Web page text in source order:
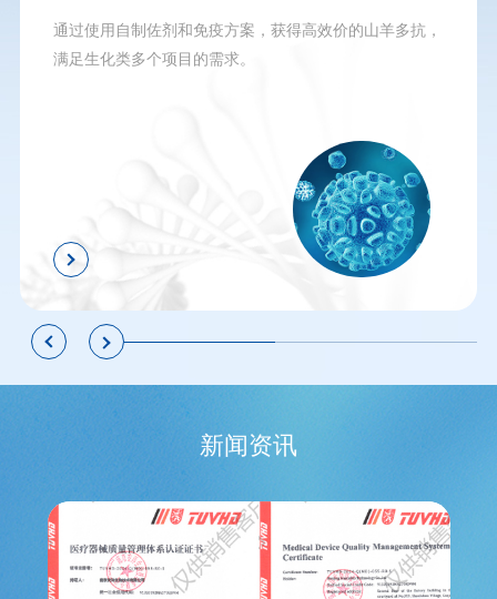
通过使用自制佐剂和免疫方案，获得高效价的山羊多抗，
满足生化类多个项目的需求。
新闻资讯